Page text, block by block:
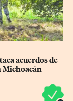
acuerdos de
Michoacán